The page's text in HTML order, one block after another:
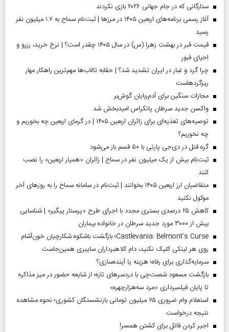
ستارگانی که در جام جهانی ۲۰۲۶ بازی نکردند
آغاز رسمی برنامه‌های اربعین ۱۴۰۵ در مرز‌ها | ثبت‌نام سماح به ۱.۷ میلیون نفر
رسید
قیمت قبر در بهشت زهرا (س) در سال ۱۴۰۵ چقدر است؟ | نرخ خرید، رزرو و
احیای قبور
چرا گرد و غبار در ایران تشدید شد؟ | حقابه تالاب‌ها مهم‌ترین راهکار مهار
ریزگردهاست
مجازات سنگین برای آدم‌ربایان گوش‌بر
واکسن جدید سرطان پانکراس امیدبخش شد
توصیه‌های تغذیه‌ای برای زائران اربعین ۱۴۰۵ | در گرمای اربعین چه بخوریم و
چه نخوریم؟
گره قتل در دی‌جی پارتی با ۵۰ قسم باز می‌شود
ثبت‌نام بیش از یک میلیون نفر در سماح | زائران «همیار اربعین» را نصب
کنند
متقاضیان ارز اربعین ۱۴۰۵ بخوانند | ثبت‌نام در سامانه سماح را به روز‌های آخر
موکول نکنید
کاهش ۲۵ درصدی بستری مجدد با اجرای طرح «پرستار پیگیر» | شناسایی
بیش از ۳۰۰۰ مورد جدید سرطان در خانواده بیماران
Castlevania: Belmont’s Curse؛ بازگشت باشکوه شکارچیان خون‌آشام
روی هر لینکی کلیک نکنید، دام کلاهبرداران سایبری همین‌جاست
سرمایه‌گذاری برای رفاه؛ هزینه یا آینده‌سازی؟
بازگشت مسعود شصت‌چی با دردسر‌های تازه؛ از شایعه حضور در میز مذاکره
تا پایان فیلمبرداری «مرد سه‌هزارچهره»
استعلام وام ضروری ۷۵ میلیون تومانی بازنشستگان کشوری؛ نحوه مشاهده
نتیجه درخواست
اجیر کردن قاتل برای کشتن همسر!